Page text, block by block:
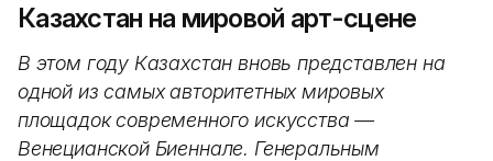
Казахстан на мировой арт-сцене
В этом году Казахстан вновь представлен на
одной из самых авторитетных мировых
площадок современного искусства —
Венецианской Биеннале. Генеральным